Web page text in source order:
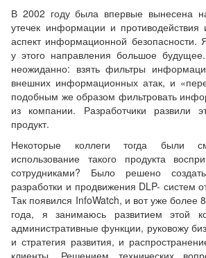
В 2002 году была впервые вынесена
утечек информации и
аспект информационной безопасности.
у этого направления большое
неожиданно: взять фильтры
внешних информационных атак, и
подобным же образом фильтровать
из компании. Разработчики развили
продукт.
Некоторые коллеги тогда были
использование такого продукта
сотрудниками? Было решено
разработки и продвижения DLP- систем
Так появился InfoWatch, и вот уже более
года, я занимаюсь развитием этой
административные функции, руковожу
и стратегия развития, и
клиенты. Решением технических